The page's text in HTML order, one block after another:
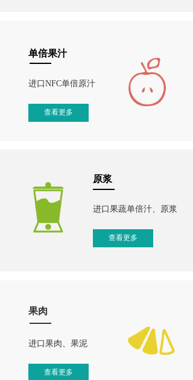
单倍果汁
查看更多
进口NFC单倍原汁
果肉
查看更多
进口果肉、果泥
原浆
查看更多
进口果蔬单倍汁、原浆